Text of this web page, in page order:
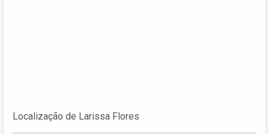
Localização de Larissa Flores